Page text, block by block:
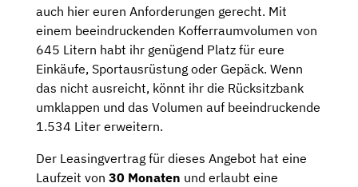
auch hier euren Anforderungen gerecht. Mit
einem beeindruckenden Kofferraumvolumen von
645 Litern habt ihr genügend Platz für eure
Einkäufe, Sportausrüstung oder Gepäck. Wenn
das nicht ausreicht, könnt ihr die Rücksitzbank
umklappen und das Volumen auf beeindruckende
1.534 Liter erweitern.
Der Leasingvertrag für dieses Angebot hat eine
Laufzeit von 30 Monaten und erlaubt eine